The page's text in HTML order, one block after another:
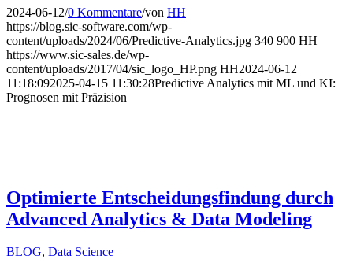
2024-06-12/0 Kommentare/von HH
https://blog.sic-software.com/wp-
content/uploads/2024/06/Predictive-Analytics.jpg 340 900 HH
https://www.sic-sales.de/wp-
content/uploads/2017/04/sic_logo_HP.png HH2024-06-12
11:18:092025-04-15 11:30:28Predictive Analytics mit ML und KI:
Prognosen mit Präzision
Optimierte Entscheidungsfindung durch
Advanced Analytics & Data Modeling
BLOG, Data Science